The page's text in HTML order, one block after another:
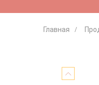
Главная